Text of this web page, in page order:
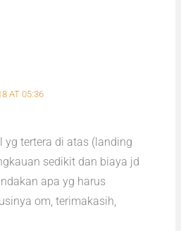
AT 05:36
yg tertera di atas (landing
sedikit dan biaya jd
apa yg harus
om, terimakasih,